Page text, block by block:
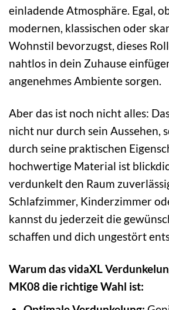
einladende Atmosphäre. Egal,
modernen, klassischen oder
Wohnstil bevorzugst, dieses
nahtlos in dein Zuhause
angenehmes Ambiente sorgen.
Aber das ist noch nicht alles:
nicht nur durch sein Aussehen,
durch seine praktischen
hochwertige Material ist
verdunkelt den Raum
Schlafzimmer, Kinderzimmer
kannst du jederzeit die
schaffen und dich ungestört
Warum das vidaXL
MK08 die richtige Wahl ist: